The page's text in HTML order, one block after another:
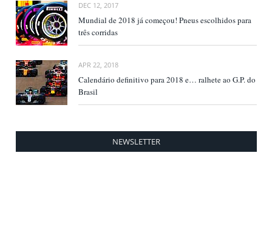
DEC 12, 2017
Mundial de 2018 já começou! Pneus escolhidos para
três corridas
APR 22, 2018
Calendário definitivo para 2018 e… ralhete ao G.P. do
Brasil
NEWSLETTER